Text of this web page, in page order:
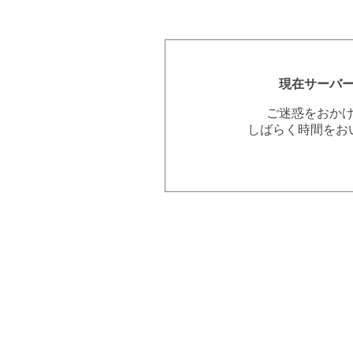
現在サーバ
ご迷惑をおか
しばらく時間を